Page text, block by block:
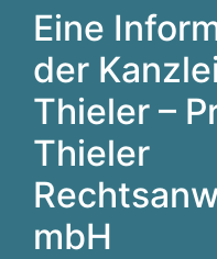
Eine
der
Thieler –
Thieler
mbH